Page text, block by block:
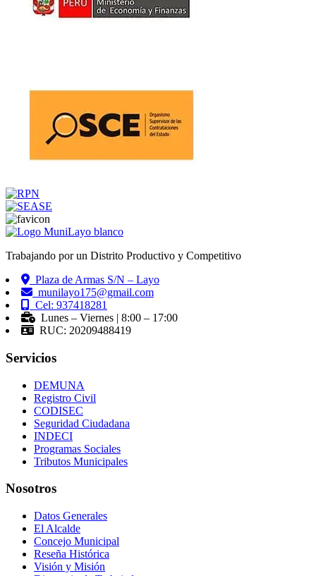
Trabajando por un Distrito Productivo y Competitivo
Plaza de Armas S/N – Layo
munilayo175@gmail.com
Cel: 937418281
Lunes – Viernes | 8:00 – 17:00
RUC: 20209488419
Servicios
DEMUNA
Registro Civil
CODISEC
Seguridad Ciudadana
INDECI
Programas Sociales
Tributos Municipales
Nosotros
Datos Generales
El Alcalde
Concejo Municipal
Reseña Histórica
Visión y Misión